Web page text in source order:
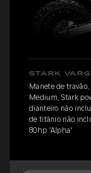
STARK
Manete de
Medium, Stark
dianteiro não
de titânio não
80hp 'Alpha'